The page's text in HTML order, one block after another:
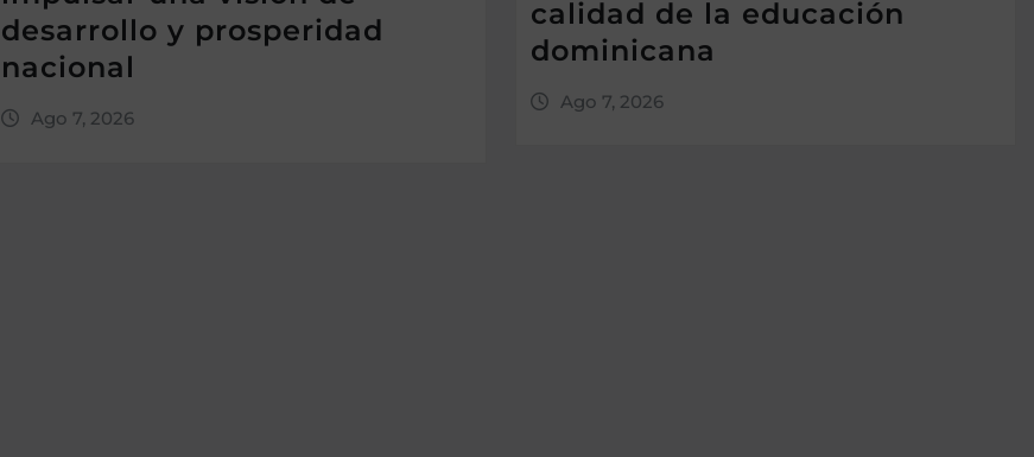
desarrollo y prosperidad
nacional
Ago 7, 2026
calidad de la educación
dominicana
Ago 7, 2026